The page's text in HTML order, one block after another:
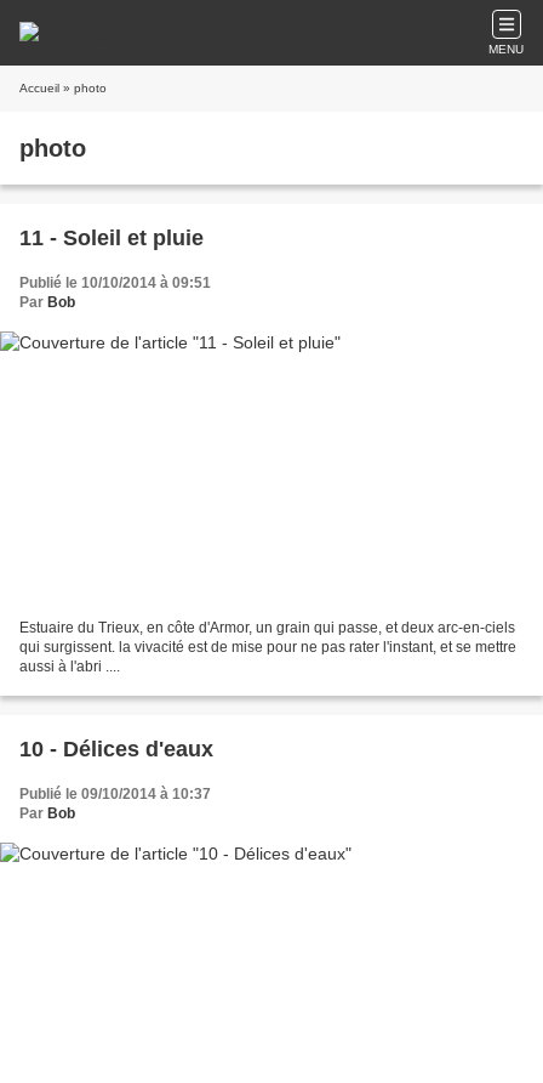
MENU
Accueil » photo
photo
11 - Soleil et pluie
Publié le 10/10/2014 à 09:51
Par Bob
Estuaire du Trieux, en côte d'Armor, un grain qui passe, et deux arc-en-ciels
qui surgissent. la vivacité est de mise pour ne pas rater l'instant, et se mettre
aussi à l'abri ....
10 - Délices d'eaux
Publié le 09/10/2014 à 10:37
Par Bob